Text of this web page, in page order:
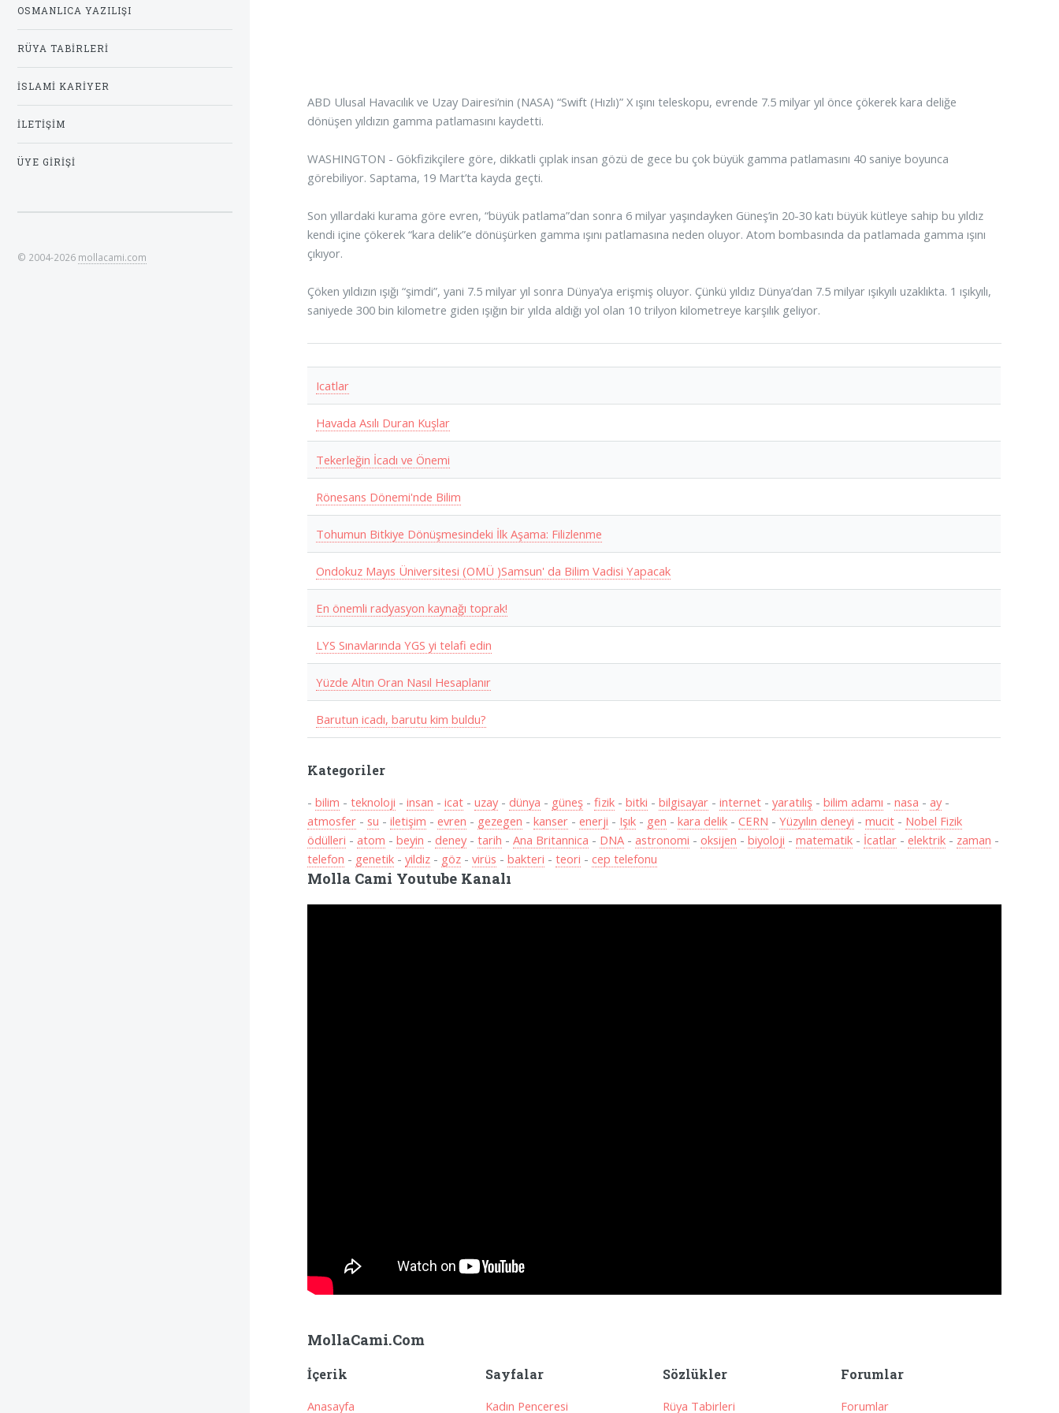
ABD Ulusal Havacılık ve Uzay Dairesi’nin (NASA) “Swift (Hızlı)” X ışını teleskopu, evrende 7.5 milyar yıl önce çökerek kara deliğe
dönüşen yıldızın gamma patlamasını kaydetti.
WASHINGTON - Gökfizikçilere göre, dikkatli çıplak insan gözü de gece bu çok büyük gamma patlamasını 40 saniye boyunca
görebiliyor. Saptama, 19 Mart’ta kayda geçti.
Son yıllardaki kurama göre evren, “büyük patlama”dan sonra 6 milyar yaşındayken Güneş’in 20-30 katı büyük kütleye sahip bu yıldız
kendi içine çökerek “kara delik”e dönüşürken gamma ışını patlamasına neden oluyor. Atom bombasında da patlamada gamma ışını
çıkıyor.
Çöken yıldızın ışığı “şimdi”, yani 7.5 milyar yıl sonra Dünya’ya erişmiş oluyor. Çünkü yıldız Dünya’dan 7.5 milyar ışıkyılı uzaklıkta. 1 ışıkyılı,
saniyede 300 bin kilometre giden ışığın bir yılda aldığı yol olan 10 trilyon kilometreye karşılık geliyor.
Icatlar
Havada Asılı Duran Kuşlar
Tekerleğin İcadı ve Önemi
Rönesans Dönemi'nde Bilim
Tohumun Bitkiye Dönüşmesindeki İlk Aşama: Filizlenme
Ondokuz Mayıs Üniversitesi (OMÜ )Samsun' da Bilim Vadisi Yapacak
En önemli radyasyon kaynağı toprak!
LYS Sınavlarında YGS yi telafi edin
Yüzde Altın Oran Nasıl Hesaplanır
Barutun icadı, barutu kim buldu?
Kategoriler
-bilim -teknoloji -insan -icat -uzay- dünya - güneş -fizik -bitki -bilgisayar -internet -yaratılış -bilim adamı -nasa -ay-
atmosfer - su -iletişim -evren - gezegen -kanser -enerji - Işık - gen -kara delik -CERN -Yüzyılın deneyi -mucit - Nobel Fizik
ödülleri -atom -beyin - deney-tarih -Ana Britannica - DNA -astronomi -oksijen -biyoloji -matematik - İcatlar -elektrik - zaman -
telefon - genetik -yildiz - göz -virüs -bakteri -teori -cep telefonu
Molla Cami Youtube Kanalı
MollaCami.Com
İçerik
Anasayfa
Sayfalar
Kadın Penceresi
Sözlükler
Rüya Tabirleri
Forumlar
Forumlar
OSMANLICA YAZILIŞI
RÜYA TABIRLERI
İSLAMI KARIYER
İLETIŞIM
ÜYE GIRIŞI
© 2004-2026 mollacami.com